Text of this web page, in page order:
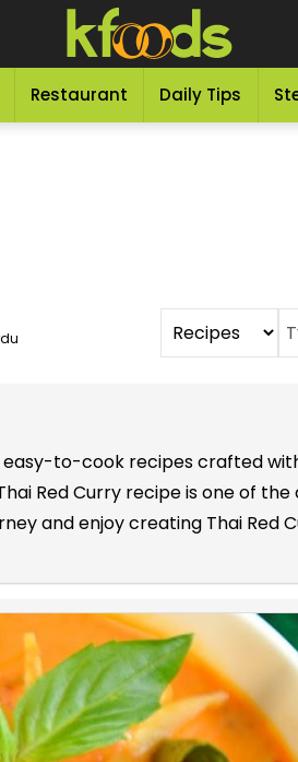
Restaurant Daily Tips
easy-to-cook recipes crafted
Red Curry recipe is one of
and enjoy creating Thai Red